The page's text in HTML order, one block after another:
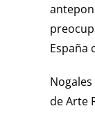
España
de Arte